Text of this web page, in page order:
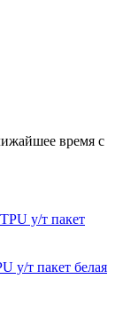
время с
у/т пакет белая